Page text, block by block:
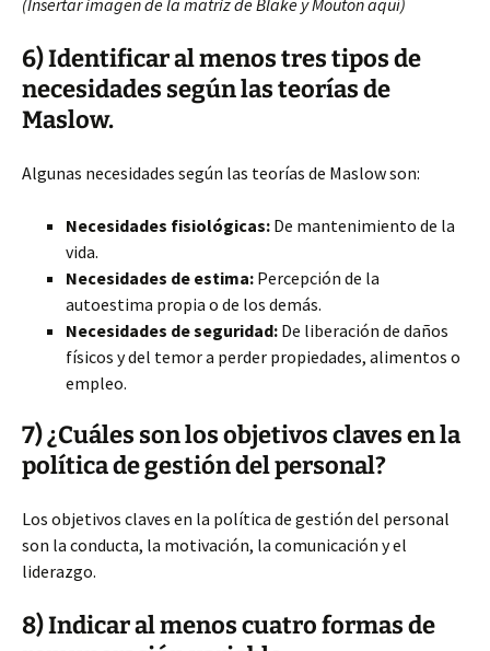
(Insertar imagen de la matriz de Blake y Mouton aquí)
6) Identificar al menos tres tipos de
necesidades según las teorías de
Maslow.
Algunas necesidades según las teorías de Maslow son:
Necesidades fisiológicas: De mantenimiento de la
vida.
Necesidades de estima: Percepción de la
autoestima propia o de los demás.
Necesidades de seguridad: De liberación de daños
físicos y del temor a perder propiedades, alimentos o
empleo.
7) ¿Cuáles son los objetivos claves en la
política de gestión del personal?
Los objetivos claves en la política de gestión del personal
son la conducta, la motivación, la comunicación y el
liderazgo.
8) Indicar al menos cuatro formas de